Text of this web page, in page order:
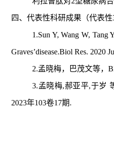
四、 代表性科研成果（代表性
1.Sun Y, Wang W, Tang
Graves’disease.Biol Res. 2020
2.孟晓梅，巴茂文等，
3.孟晓梅,郝亚平,于岁
2023年103卷17期.